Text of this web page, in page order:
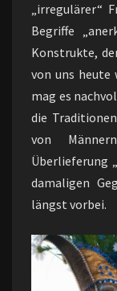
„irregulärer“
Begriffe
Konstrukte,
von uns heute
mag es
die
von
Überlieferung
damaligen
längst vorbei.